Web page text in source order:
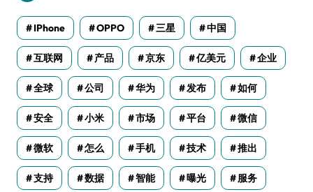
IPhone OPPO 三星 中国
互联网 产品 京东 亿美元 企业
全球 公司 华为 发布 如何
安全 小米 市场 平台 微信
微软 怎么 手机 技术 推出
支持 数据 智能 曝光 服务